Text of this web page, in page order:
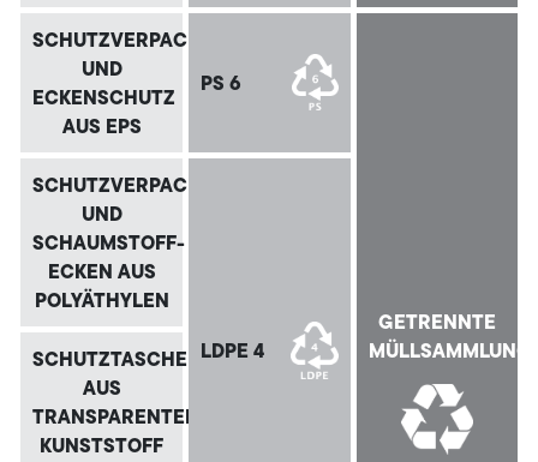
SCHUTZVERPACKUNG
UND
ECKENSCHUTZ
AUS EPS
PS 6
GETRENNTE
MÜLLSAMMLUNG
SCHUTZVERPACKUNG
UND
SCHAUMSTOFF-
ECKEN AUS
POLYÄTHYLEN
LDPE 4
SCHUTZTASCHEN
AUS
TRANSPARENTEM
KUNSTSTOFF